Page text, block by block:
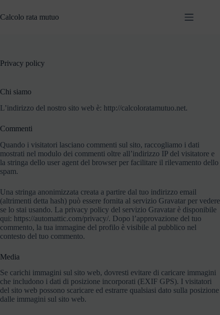
al
contenuto
Calcolo rata mutuo
Privacy policy
Chi siamo
L’indirizzo del nostro sito web è: http://calcoloratamutuo.net.
Commenti
Quando i visitatori lasciano commenti sul sito, raccogliamo i dati
mostrati nel modulo dei commenti oltre all’indirizzo IP del visitatore e
la stringa dello user agent del browser per facilitare il rilevamento dello
spam.
Una stringa anonimizzata creata a partire dal tuo indirizzo email
(altrimenti detta hash) può essere fornita al servizio Gravatar per vedere
se lo stai usando. La privacy policy del servizio Gravatar è disponibile
qui: https://automattic.com/privacy/. Dopo l’approvazione del tuo
commento, la tua immagine del profilo è visibile al pubblico nel
contesto del tuo commento.
Media
Se carichi immagini sul sito web, dovresti evitare di caricare immagini
che includono i dati di posizione incorporati (EXIF GPS). I visitatori
del sito web possono scaricare ed estrarre qualsiasi dato sulla posizione
dalle immagini sul sito web.